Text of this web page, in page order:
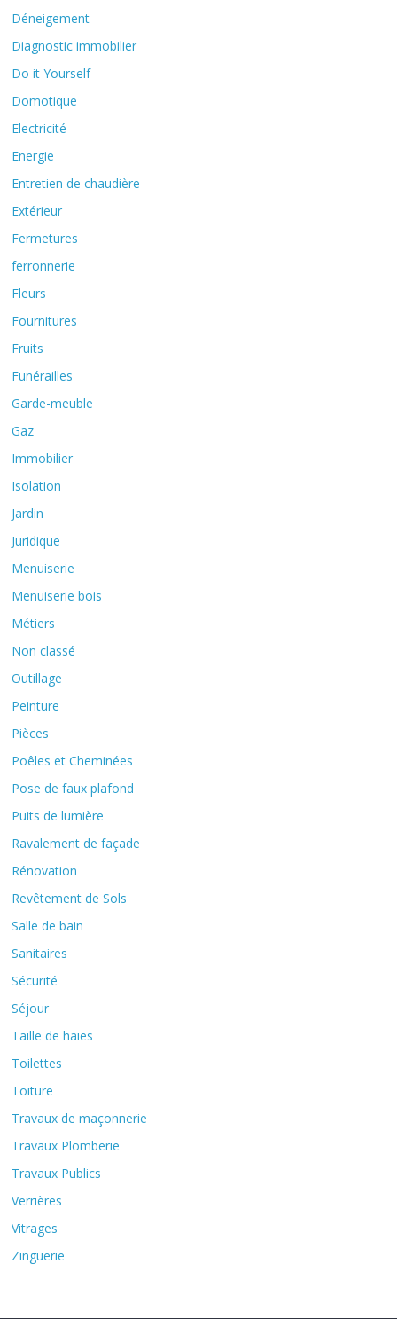
Déneigement
Diagnostic immobilier
Do it Yourself
Domotique
Electricité
Energie
Entretien de chaudière
Extérieur
Fermetures
ferronnerie
Fleurs
Fournitures
Fruits
Funérailles
Garde-meuble
Gaz
Immobilier
Isolation
Jardin
Juridique
Menuiserie
Menuiserie bois
Métiers
Non classé
Outillage
Peinture
Pièces
Poêles et Cheminées
Pose de faux plafond
Puits de lumière
Ravalement de façade
Rénovation
Revêtement de Sols
Salle de bain
Sanitaires
Sécurité
Séjour
Taille de haies
Toilettes
Toiture
Travaux de maçonnerie
Travaux Plomberie
Travaux Publics
Verrières
Vitrages
Zinguerie